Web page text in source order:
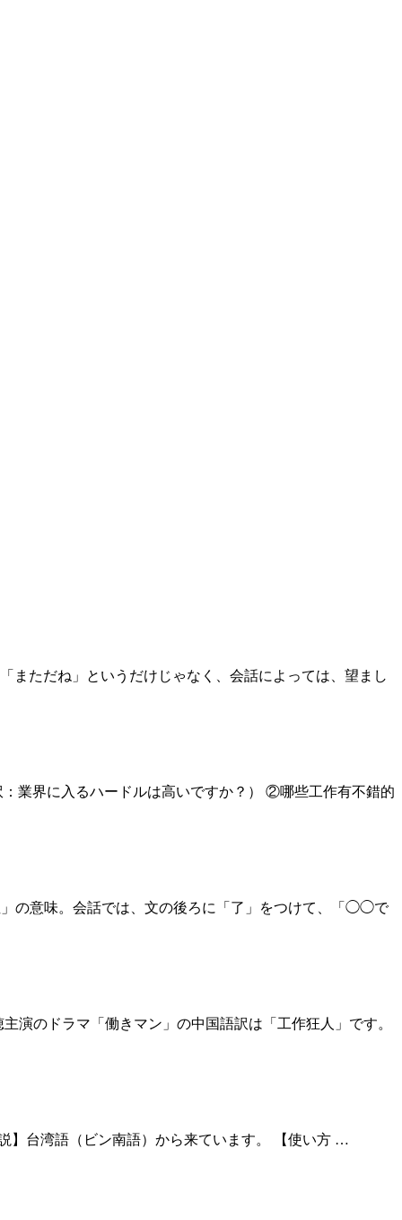
まただね」というだけじゃなく、会話によっては、望まし
業界に入るハードルは高いですか？） ②哪些工作有不錯的
の意味。会話では、文の後ろに「了」をつけて、「◯◯で
演のドラマ「働きマン」の中国語訳は「工作狂人」です。
】台湾語（ビン南語）から来ています。 【使い方 …